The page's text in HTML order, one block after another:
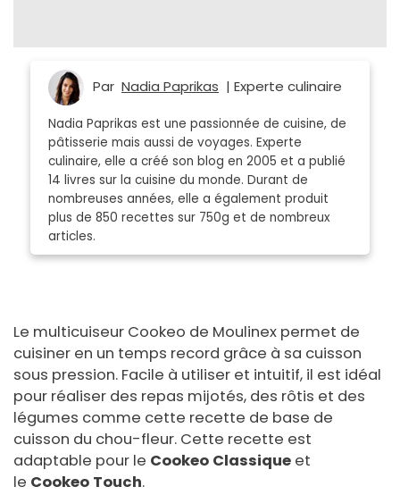
Par Nadia Paprikas | Experte culinaire
Nadia Paprikas est une passionnée de cuisine, de
pâtisserie mais aussi de voyages. Experte
culinaire, elle a créé son blog en 2005 et a publié
14 livres sur la cuisine du monde. Durant de
nombreuses années, elle a également produit
plus de 850 recettes sur 750g et de nombreux
articles.
Le multicuiseur Cookeo de Moulinex permet de
cuisiner en un temps record grâce à sa cuisson
sous pression. Facile à utiliser et intuitif, il est idéal
pour réaliser des repas mijotés, des rôtis et des
légumes comme cette recette de base de
cuisson du chou-fleur. Cette recette est
adaptable pour le Cookeo Classique et
le Cookeo Touch.